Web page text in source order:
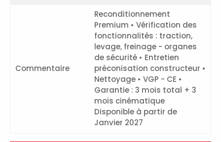
Commentaire
Reconditionnement
Premium • Vérification des
fonctionnalités : traction,
levage, freinage - organes
de sécurité • Entretien
préconisation constructeur •
Nettoyage • VGP - CE •
Garantie : 3 mois total + 3
mois cinématique
Disponible à partir de
Janvier 2027